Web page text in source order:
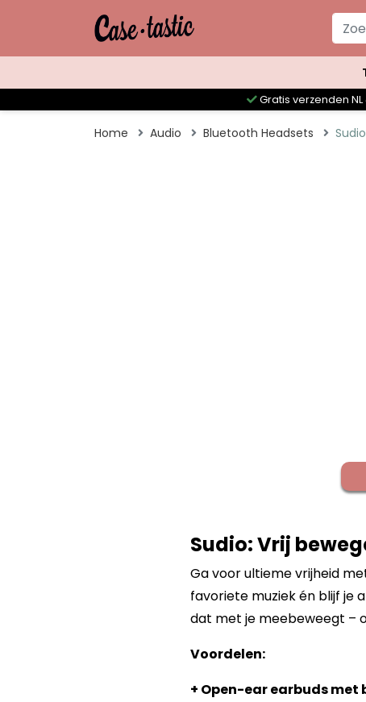
Gratis verzenden NL
Home Audio Bluetooth Headsets
Sudio: Vrij
Ga voor ultieme vrijheid
favoriete muziek én blijf je
dat met je meebeweegt –
Voordelen:
+ Open-ear earbuds